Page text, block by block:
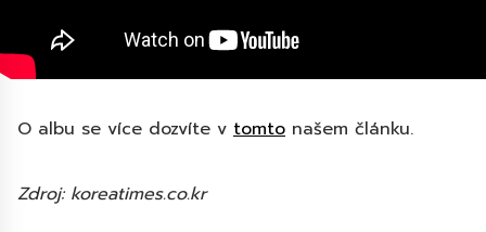
O albu se více dozvíte v tomto našem článku.
Zdroj: koreatimes.co.kr